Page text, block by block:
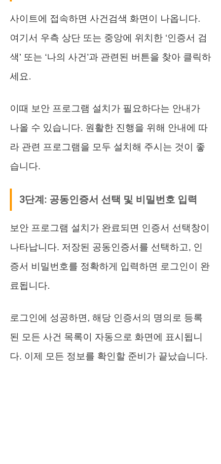
사이트에 접속하면 사건검색 화면이 나옵니다.
여기서 우측 상단 또는 중앙에 위치한 ‘인증서 검
색’ 또는 ‘나의 사건’과 관련된 버튼을 찾아 클릭하
세요.
이때 보안 프로그램 설치가 필요하다는 안내가
나올 수 있습니다. 원활한 진행을 위해 안내에 따
라 관련 프로그램을 모두 설치해 주시는 것이 좋
습니다.
3단계: 공동인증서 선택 및 비밀번호 입력
보안 프로그램 설치가 완료되면 인증서 선택창이
나타납니다. 저장된 공동인증서를 선택하고, 인
증서 비밀번호를 정확하게 입력하면 로그인이 완
료됩니다.
로그인에 성공하면, 해당 인증서의 명의로 등록
된 모든 사건 목록이 자동으로 화면에 표시됩니
다. 이제 모든 정보를 확인할 준비가 끝났습니다.